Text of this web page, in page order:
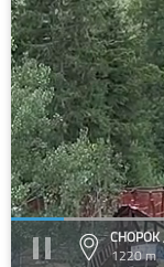
CHOPOK
1220 m